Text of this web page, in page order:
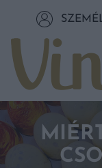
Tovább a